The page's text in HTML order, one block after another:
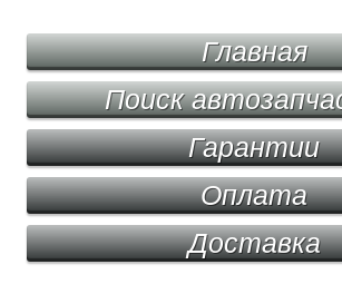
Главная
Поиск
Гарантии
Оплата
Доставка